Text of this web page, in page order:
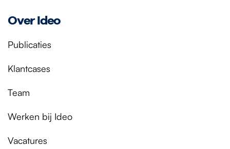
Over Ideo
Publicaties
Klantcases
Team
Werken bij Ideo
Vacatures